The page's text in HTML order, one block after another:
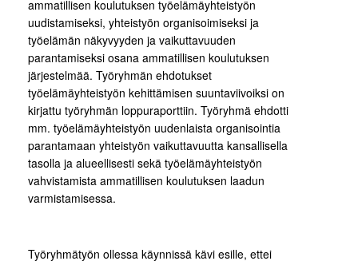
ammatillisen koulutuksen työelämäyhteistyön
uudistamiseksi, yhteistyön organisoimiseksi ja
työelämän näkyvyyden ja vaikuttavuuden
parantamiseksi osana ammatillisen koulutuksen
järjestelmää. Työryhmän ehdotukset
työelämäyhteistyön kehittämisen suuntaviivoiksi on
kirjattu työryhmän loppuraporttiin. Työryhmä ehdotti
mm. työelämäyhteistyön uudenlaista organisointia
parantamaan yhteistyön vaikuttavuutta kansallisella
tasolla ja alueellisesti sekä työelämäyhteistyön
vahvistamista ammatillisen koulutuksen laadun
varmistamisessa.
Työryhmätyön ollessa käynnissä kävi esille, ettei